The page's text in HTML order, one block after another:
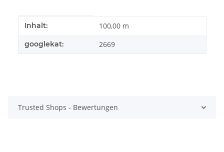
Produkteigenschaft
Wert
Inhalt: 100,00 m
googlekat: 2669
Trusted Shops - Bewertungen